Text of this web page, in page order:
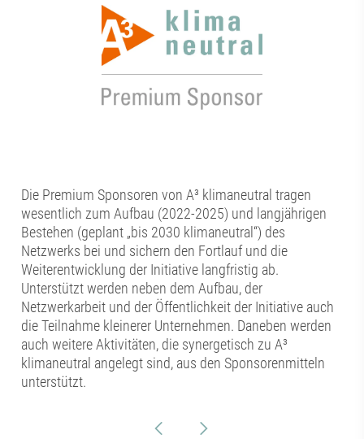
Die Premium Sponsoren von A³ klimaneutral tragen
wesentlich zum Aufbau (2022-2025) und langjährigen
Bestehen (geplant „bis 2030 klimaneutral“) des
Netzwerks bei und sichern den Fortlauf und die
Weiterentwicklung der Initiative langfristig ab.
Unterstützt werden neben dem Aufbau, der
Netzwerkarbeit und der Öffentlichkeit der Initiative auch
die Teilnahme kleinerer Unternehmen. Daneben werden
auch weitere Aktivitäten, die synergetisch zu A³
klimaneutral angelegt sind, aus den Sponsorenmitteln
unterstützt.